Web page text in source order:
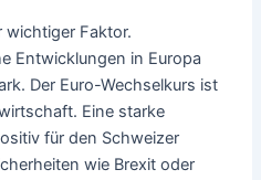
wichtiger Faktor.
Entwicklungen in Europa
Der Euro-Wechselkurs ist
Eine starke
für den Schweizer
wie Brexit oder